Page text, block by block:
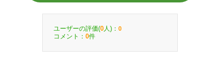
ユーザーの評価(0 人)： 0
コメント： 0件